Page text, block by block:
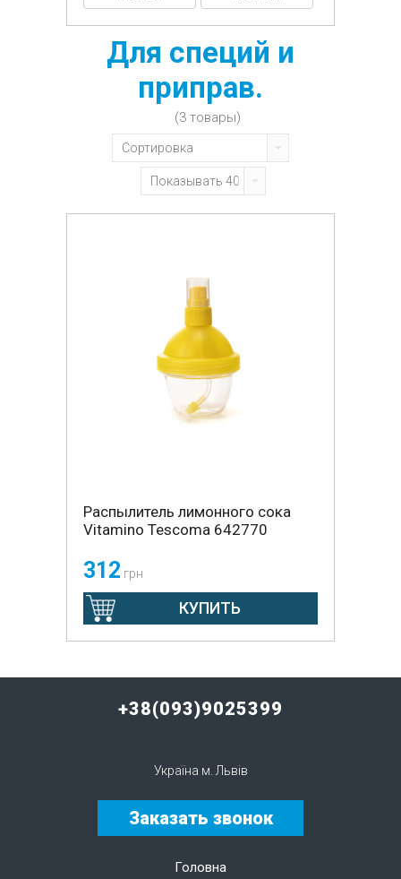
Для специй и
приправ.
(3 товары)
Показывать 40
Сортировка
Распылитель лимонного сока
Vitamino Tescoma 642770
312 грн
КУПИТЬ
+38(093)9025399
Україна м. Львів
Заказать звонок
Головна